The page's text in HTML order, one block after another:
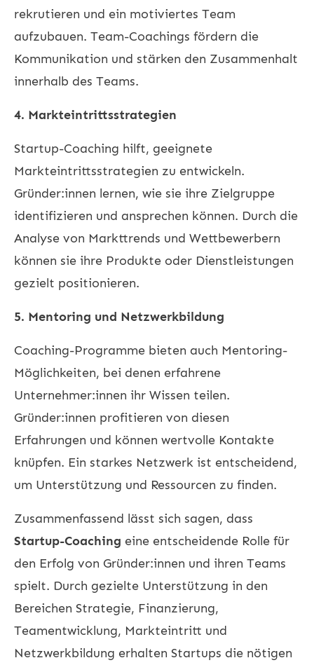
rekrutieren und ein motiviertes Team
aufzubauen. Team-Coachings fördern die
Kommunikation und stärken den Zusammenhalt
innerhalb des Teams.
4. Markteintrittsstrategien
Startup-Coaching hilft, geeignete
Markteintrittsstrategien zu entwickeln.
Gründer:innen lernen, wie sie ihre Zielgruppe
identifizieren und ansprechen können. Durch die
Analyse von Markttrends und Wettbewerbern
können sie ihre Produkte oder Dienstleistungen
gezielt positionieren.
5. Mentoring und Netzwerkbildung
Coaching-Programme bieten auch Mentoring-
Möglichkeiten, bei denen erfahrene
Unternehmer:innen ihr Wissen teilen.
Gründer:innen profitieren von diesen
Erfahrungen und können wertvolle Kontakte
knüpfen. Ein starkes Netzwerk ist entscheidend,
um Unterstützung und Ressourcen zu finden.
Zusammenfassend lässt sich sagen, dass
Startup-Coaching eine entscheidende Rolle für
den Erfolg von Gründer:innen und ihren Teams
spielt. Durch gezielte Unterstützung in den
Bereichen Strategie, Finanzierung,
Teamentwicklung, Markteintritt und
Netzwerkbildung erhalten Startups die nötigen